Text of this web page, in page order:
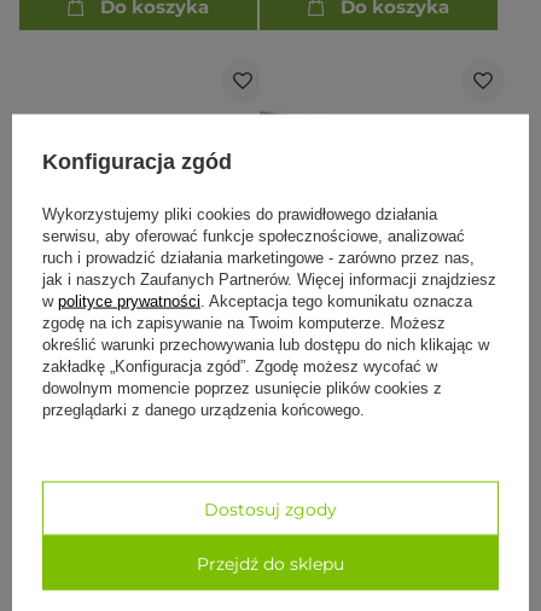
Do koszyka Do koszyka
OKAZJA PRZECENA
Mata do jogi Rishikesh
Premium 4.5mm - różowy
121,06 zł134,50 zł
Do koszyka
Mata do jogi Kailash
Premium 3 mm - czarna
107,50 zł
Konfiguracja zgód
Wykorzystujemy pliki cookies do prawidłowego działania
serwisu, aby oferować funkcje społecznościowe, analizować
ruch i prowadzić działania marketingowe - zarówno przez nas,
jak i naszych Zaufanych Partnerów. Więcej informacji znajdziesz
w polityce prywatności . Akceptacja tego komunikatu oznacza
zgodę na ich zapisywanie na Twoim komputerze. Możesz
określić warunki przechowywania lub dostępu do nich klikając w
zakładkę „Konfiguracja zgód”. Zgodę możesz wycofać w
dowolnym momencie poprzez usunięcie plików cookies z
przeglądarki z danego urządzenia końcowego.
Dostosuj zgody
Przejdź do sklepu